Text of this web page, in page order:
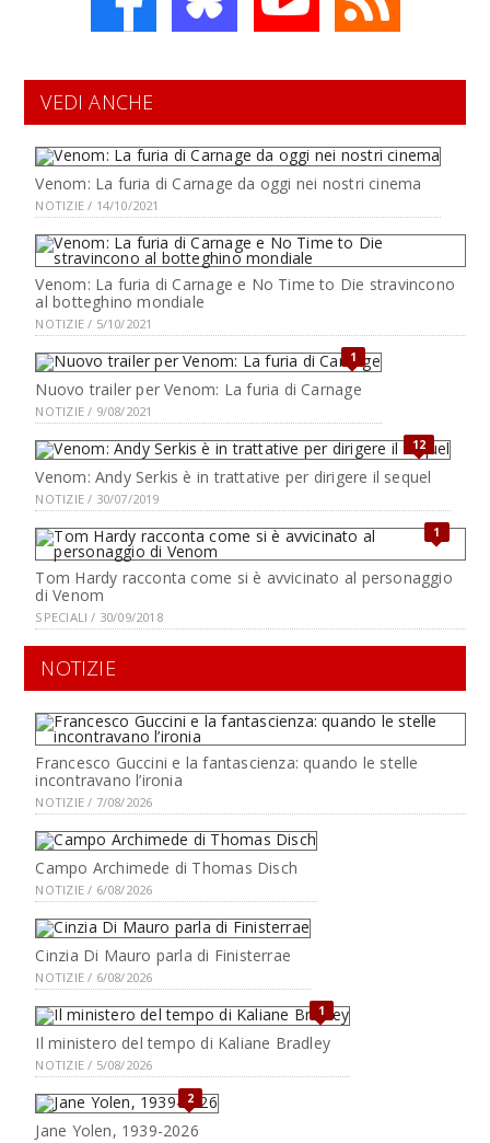
VEDI ANCHE
Venom: La furia di Carnage da oggi nei nostri cinema
NOTIZIE / 14/10/2021
Venom: La furia di Carnage e No Time to Die stravincono
al botteghino mondiale
NOTIZIE / 5/10/2021
1
Nuovo trailer per Venom: La furia di Carnage
NOTIZIE / 9/08/2021
12
Venom: Andy Serkis è in trattative per dirigere il sequel
NOTIZIE / 30/07/2019
1
Tom Hardy racconta come si è avvicinato al personaggio
di Venom
SPECIALI / 30/09/2018
NOTIZIE
Francesco Guccini e la fantascienza: quando le stelle
incontravano l’ironia
NOTIZIE / 7/08/2026
Campo Archimede di Thomas Disch
NOTIZIE / 6/08/2026
Cinzia Di Mauro parla di Finisterrae
NOTIZIE / 6/08/2026
1
Il ministero del tempo di Kaliane Bradley
NOTIZIE / 5/08/2026
2
Jane Yolen, 1939-2026